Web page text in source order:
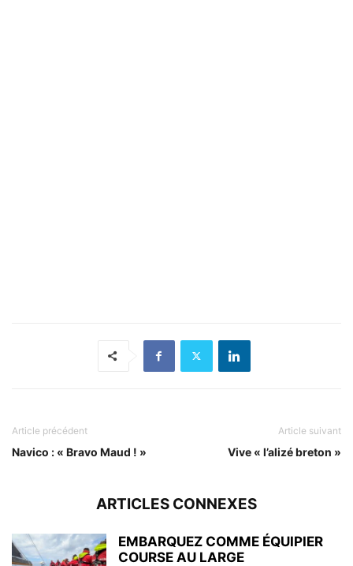
Article précédent
Navico : « Bravo Maud ! »
Article suivant
Vive « l’alizé breton »
ARTICLES CONNEXES
EMBARQUEZ COMME ÉQUIPIER
COURSE AU LARGE